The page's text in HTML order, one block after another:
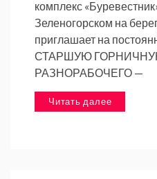
комплекс
Зеленогорском на
приглашает на
СТАРШУЮ
РАЗНОРАБОЧЕГО —
Читать далее